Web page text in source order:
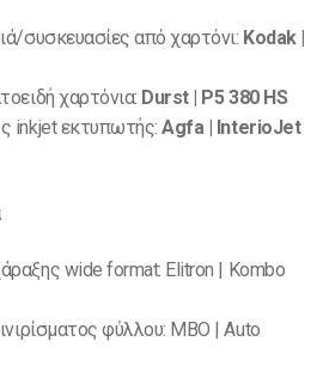
συσκευασίες από χαρτόνι: Kodak |
χαρτόνια: Durst | P5 380 HS
inkjet εκτυπωτής:Agfa | InterioJet
wide format: Elitron | Kombo
φύλλου: MBO | Auto